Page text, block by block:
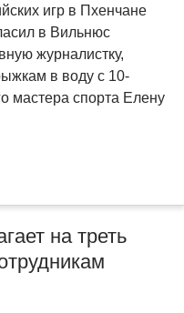
игр в Пхенчане
в Вильнюс
журналистку,
в воду с 10-
мастера спорта Елену
на треть